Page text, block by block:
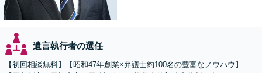
遺言執行者の選任
【初回相談無料】【昭和47年創業×弁護士約100名の豊富なノウハウ】